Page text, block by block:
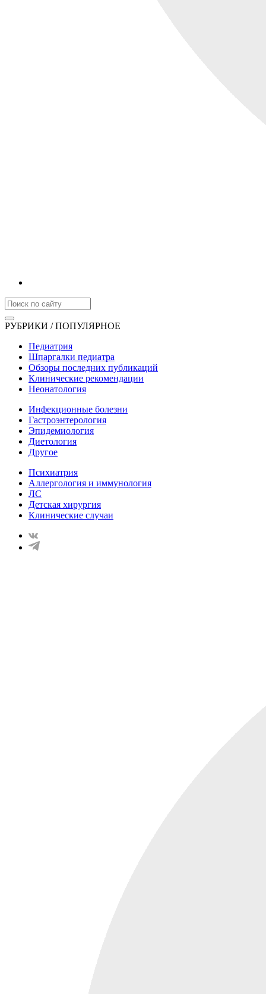
РУБРИКИ / ПОПУЛЯРНОЕ
Педиатрия
Шпаргалки педиатра
Обзоры последних публикаций
Клинические рекомендации
Неонатология
Инфекционные болезни
Гастроэнтерология
Эпидемиология
Диетология
Другое
Психиатрия
Аллергология и иммунология
ЛС
Детская хирургия
Клинические случаи